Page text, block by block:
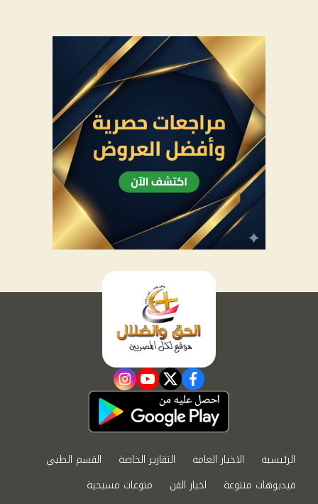
facebook
twitter
youtube
instagram
الرئيسية الاخبار العامة التقارير الخاصة
القسم الطبي
فيديوهات متنوعة
اخبار الفن
منوعات مسيحية